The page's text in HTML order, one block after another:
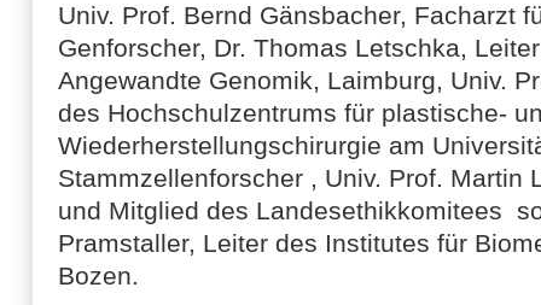
Univ. Prof. Bernd Gänsbacher, Facharzt
Genforscher, Dr. Thomas Letschka,
Angewandte Genomik, Laimburg, Univ.
des Hochschulzentrums für plastische-
Wiederherstellungschirurgie am
Stammzellenforscher , Univ. Prof. Martin
und Mitglied des Landesethikkomitees
Pramstaller, Leiter des Institutes für
Bozen.